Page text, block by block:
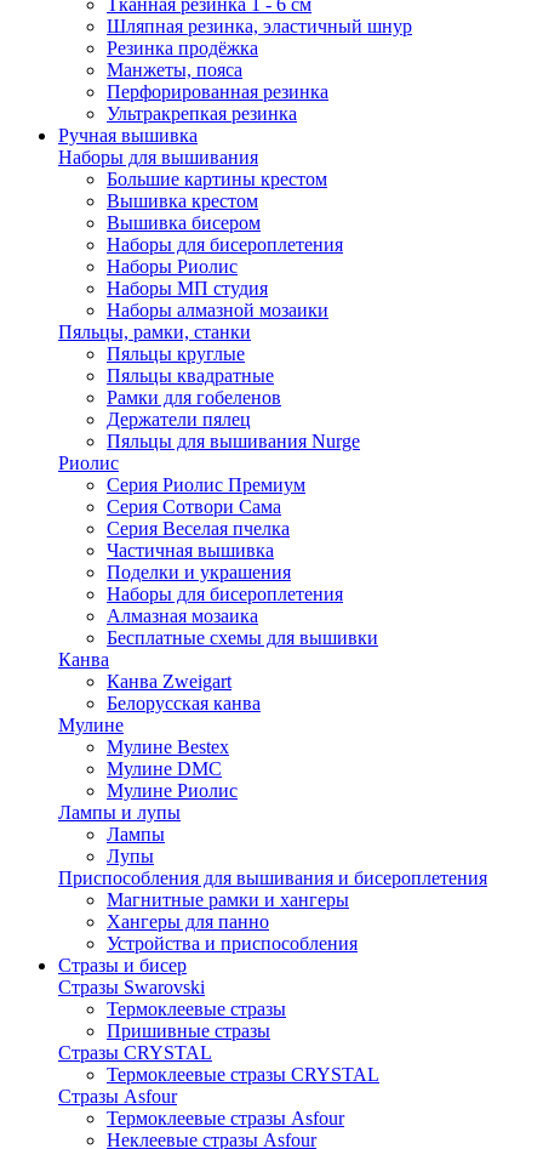
Тканная резинка 1 - 6 см
Шляпная резинка, эластичный шнур
Резинка продёжка
Манжеты, пояса
Перфорированная резинка
Ультракрепкая резинка
Ручная вышивка
Наборы для вышивания
Большие картины крестом
Вышивка крестом
Вышивка бисером
Наборы для бисероплетения
Наборы Риолис
Наборы МП студия
Наборы алмазной мозаики
Пяльцы, рамки, станки
Пяльцы круглые
Пяльцы квадратные
Рамки для гобеленов
Держатели пялец
Пяльцы для вышивания Nurge
Риолис
Серия Риолис Премиум
Серия Сотвори Сама
Серия Веселая пчелка
Частичная вышивка
Поделки и украшения
Наборы для бисероплетения
Алмазная мозаика
Бесплатные схемы для вышивки
Канва
Канва Zweigart
Белорусская канва
Мулине
Мулине Bestex
Мулине DMC
Мулине Риолис
Лампы и лупы
Лампы
Лупы
Приспособления для вышивания и бисероплетения
Магнитные рамки и хангеры
Хангеры для панно
Устройства и приспособления
Стразы и бисер
Стразы Swarovski
Термоклеевые стразы
Пришивные стразы
Стразы CRYSTAL
Термоклеевые стразы CRYSTAL
Стразы Asfour
Термоклеевые стразы Asfour
Неклеевые стразы Asfour